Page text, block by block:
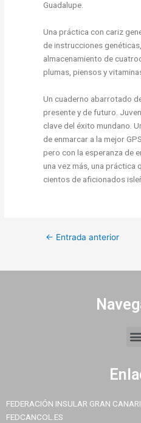
Guadalupe.
Una práctica con cariz
de instrucciones
almacenamiento de
plumas, piensos y
Un cuaderno abarrotado
presente y de futuro.
clave del éxito mundano.
de enmarcar a la mejor
pero con la esperanza de
una vez más, una práctica
cientos de aficionados
← Entrada anterior
FEDERACIÓN INSULAR GRAN
FEDCANCOL.ES